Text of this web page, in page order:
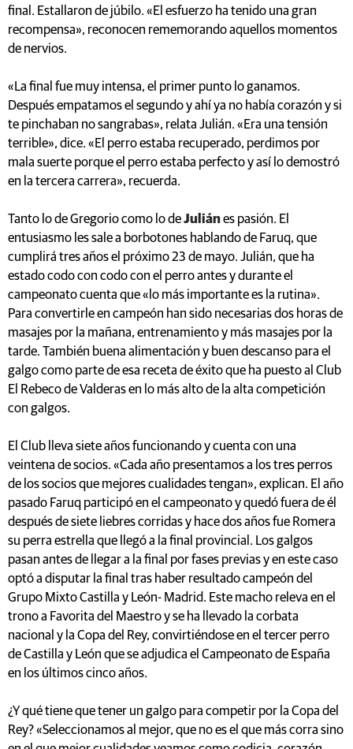
final. Estallaron de júbilo. «El esfuerzo ha tenido una gran
recompensa», reconocen rememorando aquellos momentos
de nervios.
«La final fue muy intensa, el primer punto lo ganamos.
Después empatamos el segundo y ahí ya no había corazón y si
te pinchaban no sangrabas», relata Julián. «Era una tensión
terrible», dice. «El perro estaba recuperado, perdimos por
mala suerte porque el perro estaba perfecto y así lo demostró
en la tercera carrera», recuerda.
Tanto lo de Gregorio como lo deJuliánes pasión. El
entusiasmo les sale a borbotones hablando de Faruq, que
cumplirá tres años el próximo 23 de mayo. Julián, que ha
estado codo con codo con el perro antes y durante el
campeonato cuenta que «lo más importante es la rutina».
Para convertirle en campeón han sido necesarias dos horas de
masajes por la mañana, entrenamiento y más masajes por la
tarde. También buena alimentación y buen descanso para el
galgo como parte de esa receta de éxito que ha puesto al Club
El Rebeco de Valderas en lo más alto de la alta competición
con galgos.
El Club lleva siete años funcionando y cuenta con una
veintena de socios. «Cada año presentamos a los tres perros
de los socios que mejores cualidades tengan», explican. El año
pasado Faruq participó en el campeonato y quedó fuera de él
después de siete liebres corridas y hace dos años fue Romera
su perra estrella que llegó a la final provincial. Los galgos
pasan antes de llegar a la final por fases previas y en este caso
optó a disputar la final tras haber resultado campeón del
Grupo Mixto Castilla y León- Madrid. Este macho releva en el
trono a Favorita del Maestro y se ha llevado la corbata
nacional y la Copa del Rey, convirtiéndose en el tercer perro
de Castilla y León que se adjudica el Campeonato de España
en los últimos cinco años.
¿Y qué tiene que tener un galgo para competir por la Copa del
Rey? «Seleccionamos al mejor, que no es el que más corra sino